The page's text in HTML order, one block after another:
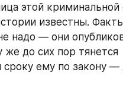
этой криминальной
известны.
надо — они
же до сих пор тянется
сроку ему по закону